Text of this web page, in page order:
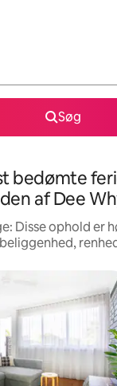
Søg
bedømte
af Dee
Disse ophold er